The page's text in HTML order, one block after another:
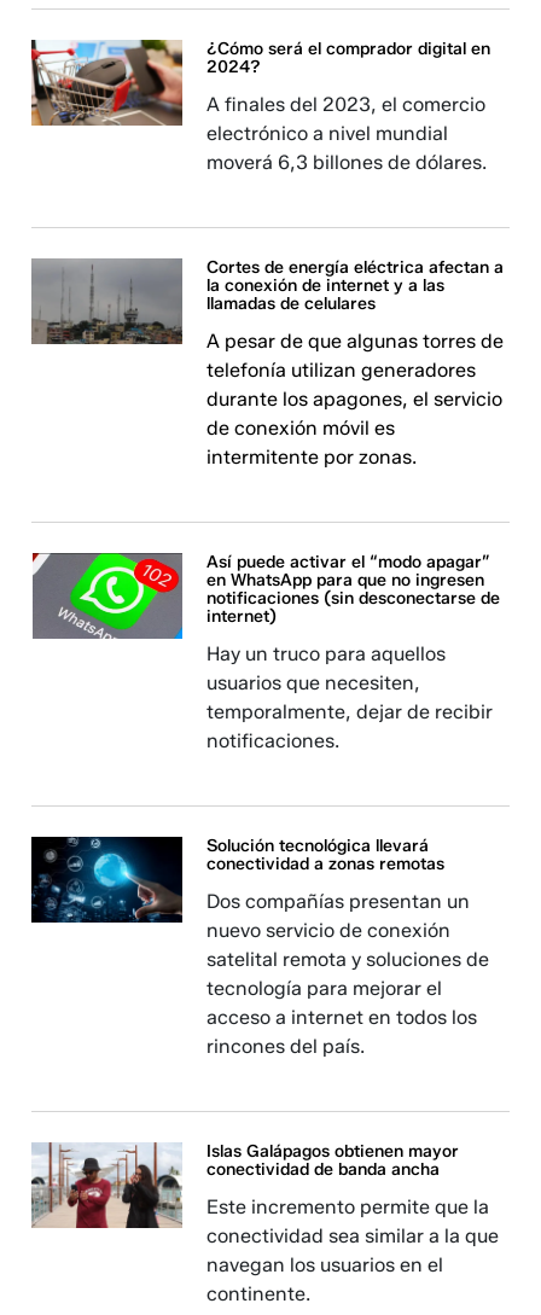
¿Cómo será el comprador digital en
2024?
A finales del 2023, el comercio
electrónico a nivel mundial
moverá 6,3 billones de dólares.
Cortes de energía eléctrica afectan a
la conexión de internet y a las
llamadas de celulares
A pesar de que algunas torres de
telefonía utilizan generadores
durante los apagones, el servicio
de conexión móvil es
intermitente por zonas.
Así puede activar el “modo apagar”
en WhatsApp para que no ingresen
notificaciones (sin desconectarse de
internet)
Hay un truco para aquellos
usuarios que necesiten,
temporalmente, dejar de recibir
notificaciones.
Solución tecnológica llevará
conectividad a zonas remotas
Dos compañías presentan un
nuevo servicio de conexión
satelital remota y soluciones de
tecnología para mejorar el
acceso a internet en todos los
rincones del país.
Islas Galápagos obtienen mayor
conectividad de banda ancha
Este incremento permite que la
conectividad sea similar a la que
navegan los usuarios en el
continente.